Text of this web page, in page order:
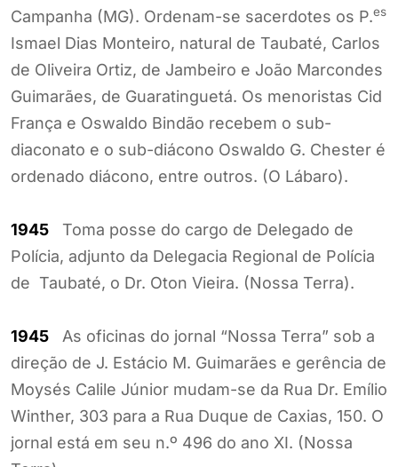
Campanha (MG). Ordenam-se sacerdotes os P.es
Ismael Dias Monteiro, natural de Taubaté, Carlos
de Oliveira Ortiz, de Jambeiro e João Marcondes
Guimarães, de Guaratinguetá. Os menoristas Cid
França e Oswaldo Bindão recebem o sub-
diaconato e o sub-diácono Oswaldo G. Chester é
ordenado diácono, entre outros. (O Lábaro).
1945 Toma posse do cargo de Delegado de
Polícia, adjunto da Delegacia Regional de Polícia
de Taubaté, o Dr. Oton Vieira. (Nossa Terra).
1945 As oficinas do jornal “Nossa Terra” sob a
direção de J. Estácio M. Guimarães e gerência de
Moysés Calile Júnior mudam-se da Rua Dr. Emílio
Winther, 303 para a Rua Duque de Caxias, 150. O
jornal está em seu n.º 496 do ano XI. (Nossa